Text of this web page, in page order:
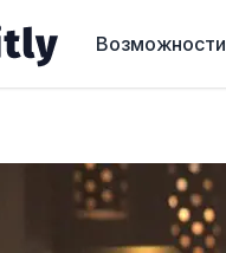
Возможности